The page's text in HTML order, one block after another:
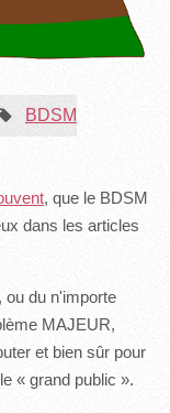
BDSM
, que le BDSM
dans les articles
ou du n'importe
MAJEUR,
et bien sûr pour
« grand public ».